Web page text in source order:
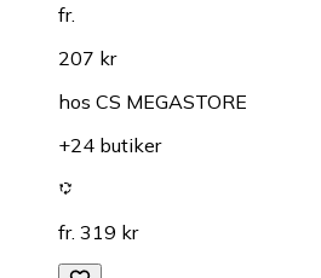
fr.
207 kr
hos CS MEGASTORE
+24 butiker
fr. 319 kr